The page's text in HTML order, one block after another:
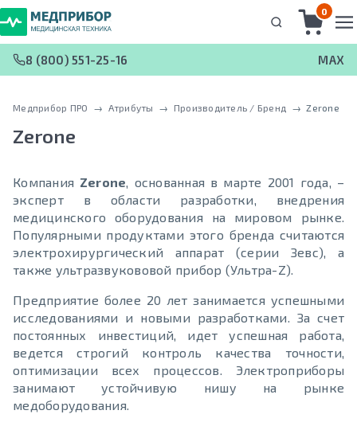
0
8 (800) 551-25-16 MAX
Медприбор ПРО → Атрибуты → Производитель / Бренд → Zerone
Zerone
Компания Zerone, основанная в марте 2001 года, –
эксперт в области разработки, внедрения
медицинского оборудования на мировом рынке.
Популярными продуктами этого бренда считаются
электрохирургический аппарат (серии Зевс), а
также ультразвукововой прибор (Ультра-Z).
Предприятие более 20 лет занимается успешными
исследованиями и новыми разработками. За счет
постоянных инвестиций, идет успешная работа,
ведется строгий контроль качества точности,
оптимизации всех процессов. Электроприборы
занимают устойчивую нишу на рынке
медоборудования.